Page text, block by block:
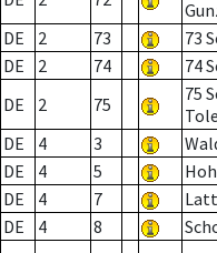
DE
2 73 73
DE
2 74 74
DE
2 75
75
DE
4 3
DE
4 5
DE
4 7
DE
4 8